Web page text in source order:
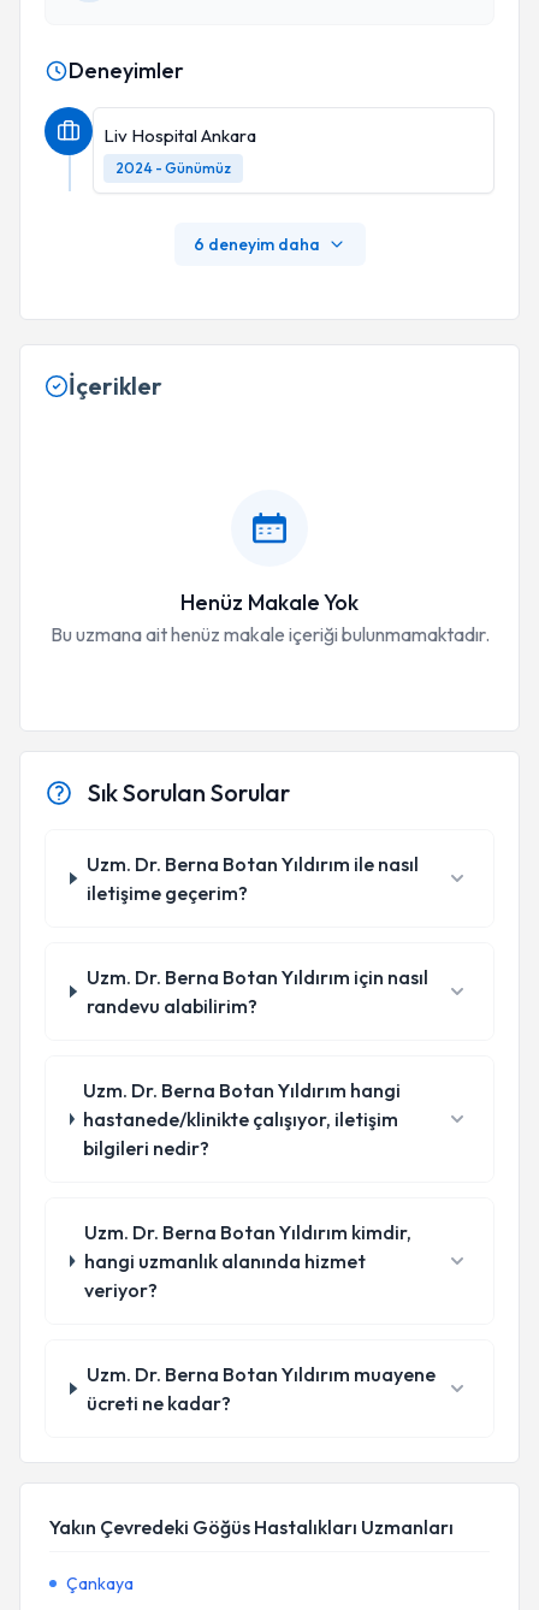
Deneyimler
Liv Hospital Ankara
2024 - Günümüz
6 deneyim daha
İçerikler
Henüz Makale Yok
Bu uzmana ait henüz makale içeriği bulunmamaktadır.
Sık Sorulan Sorular
Uzm. Dr. Berna Botan Yıldırım ile nasıl
iletişime geçerim?
Uzm. Dr. Berna Botan Yıldırım için nasıl
randevu alabilirim?
Uzm. Dr. Berna Botan Yıldırım hangi
hastanede/klinikte çalışıyor, iletişim
bilgileri nedir?
Uzm. Dr. Berna Botan Yıldırım kimdir,
hangi uzmanlık alanında hizmet
veriyor?
Uzm. Dr. Berna Botan Yıldırım muayene
ücreti ne kadar?
Yakın Çevredeki Göğüs Hastalıkları Uzmanları
Çankaya